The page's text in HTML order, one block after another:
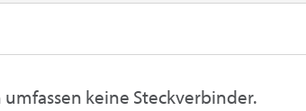
keine Steckverbinder.